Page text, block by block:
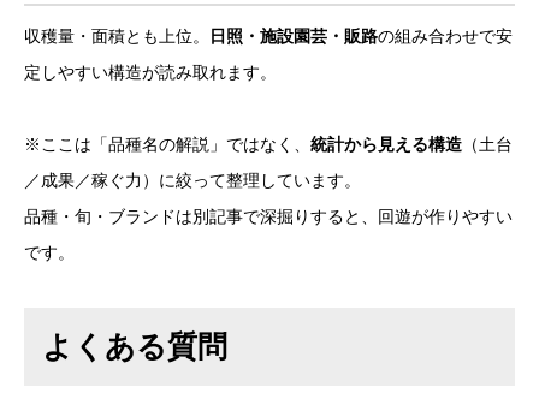
収穫量・面積とも上位。 日照・施設園芸・販路の組み合わせで安
定しやすい構造が読み取れます。
※ここは「品種名の解説」ではなく、 統計から見える構造 （土台
／成果／稼ぐ力）に絞って整理しています。
品種・旬・ブランドは別記事で深掘りすると、回遊が作りやすい
です。
よくある質問